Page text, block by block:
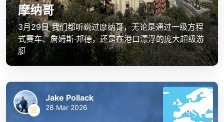
摩纳哥
3月29日 我们都听说过摩纳哥，无论是通过一级方程
式赛车、詹姆斯·邦德，还是在港口漂浮的庞大超级游
艇
Jake Pollack
28 Mar 2026